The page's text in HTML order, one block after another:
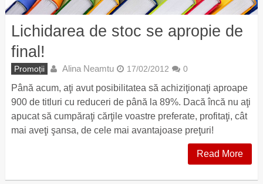
Lichidarea de stoc se apropie de
final!
Promoții Alina Neamtu 17/02/2012 0
Până acum, aţi avut posibilitatea să achiziţionaţi aproape
900 de titluri cu reduceri de până la 89%. Dacă încă nu aţi
apucat să cumpăraţi cărţile voastre preferate, profitaţi, cât
mai aveţi şansa, de cele mai avantajoase preţuri!
Read More